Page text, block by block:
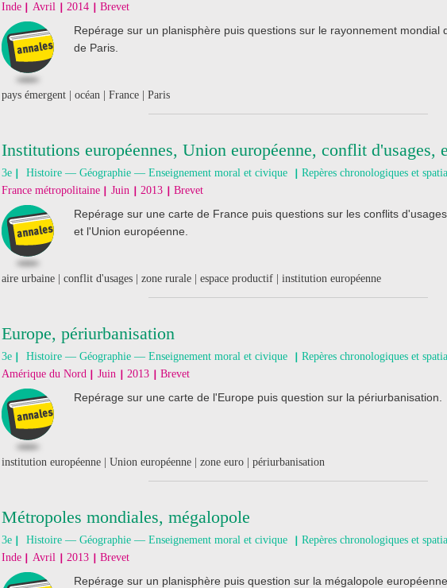
Inde Avril 2014 Brevet
Repérage sur un planisphère puis questions sur le rayonnement mondial
de Paris.
pays émergent | océan | France | Paris
Institutions européennes, Union européenne, conflit d'usages,
3e Histoire — Géographie — Enseignement moral et civique
Repères chronologiques et
France métropolitaine Juin 2013 Brevet
Repérage sur une carte de France puis questions sur les conflits
et l'Union européenne.
aire urbaine | conflit d'usages | zone rurale | espace productif | institution européenne
Europe, périurbanisation
3e Histoire — Géographie — Enseignement moral et civique
Repères chronologiques et
Amérique du Nord Juin 2013 Brevet
Repérage sur une carte de l'Europe puis question sur la périurbanisation.
institution européenne | Union européenne | zone euro | périurbanisation
Métropoles mondiales, mégalopole
3e Histoire — Géographie — Enseignement moral et civique
Repères chronologiques et
Inde Avril 2013 Brevet
Repérage sur un planisphère puis question sur la mégalopole européenne.